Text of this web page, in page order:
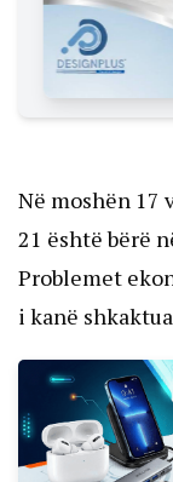
Në moshën 17
21 është bërë
Problemet
i kanë